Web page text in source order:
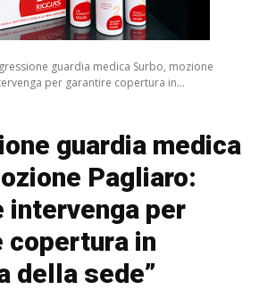
guardia medica Surbo, mozione
per garantire copertura in...
guardia medica
Pagliaro:
intervenga per
copertura in
della sede”